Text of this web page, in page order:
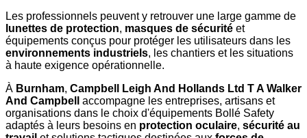
Les professionnels peuvent y retrouver une large gamme de
lunettes de protection, masques de sécurité et
équipements conçus pour protéger les utilisateurs dans les
environnements industriels, les chantiers et les situations
à haute exigence opérationnelle.
À Burnham, Campbell Leigh And Hollands Ltd T A Walker
And Campbell
accompagne les entreprises, artisans et
organisations dans le choix d'équipements Bollé Safety
adaptés à leurs besoins en protection oculaire, sécurité au